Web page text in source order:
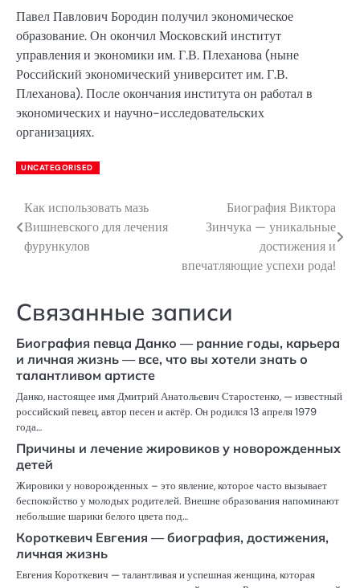
Павел Павлович Бородин получил экономическое
образование. Он окончил Московский институт
управления и экономики им. Г.В. Плеханова (ныне
Российский экономический университет им. Г.В.
Плеханова). После окончания института он работал в
экономических и научно-исследовательских
организациях.
UNCATEGORISED
Навигация
по
Как использовать мазь
Вишневского для лечения
фурункулов
Биография Виктора
Зинчука — уникальные
достижения и
впечатляющие успехи рода!
Связанные записи
Биография певца Данко — ранние годы, карьера
и личная жизнь — все, что вы хотели знать о
талантливом артисте
Данко, настоящее имя Дмитрий Анатольевич Старостенко, — известный
российский певец, автор песен и актёр. Он родился 13 апреля 1979
года…
Причины и лечение жировиков у новорожденных
детей
Жировики у новорожденных – это явление, которое часто вызывает
беспокойство у молодых родителей. Внешне образования напоминают
небольшие шарики белого цвета под…
Короткевич Евгения — биография, достижения,
личная жизнь
Евгения Короткевич — талантливая и успешная женщина, которая